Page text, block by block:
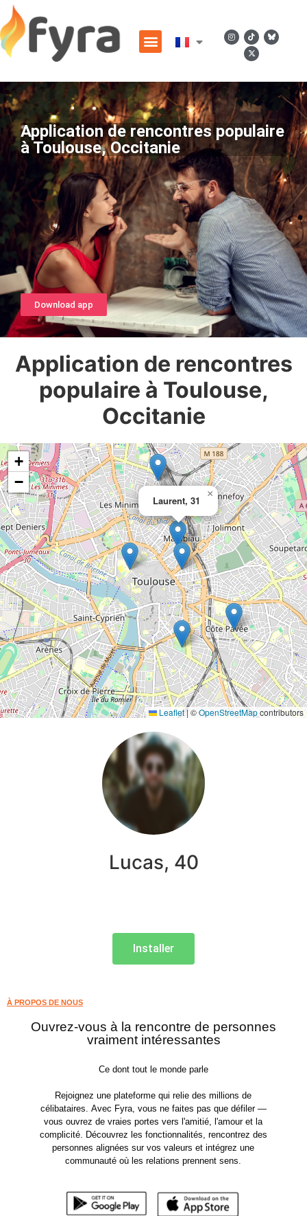
Application de rencontres populaire
à Toulouse, Occitanie
Download app
Application de rencontres
populaire à Toulouse,
Occitanie
Laurent, 31
×
+
−
Leaflet |©OpenStreetMapcontributors
Lucas, 40
Installer
À PROPOS DE NOUS
Ouvrez-vous à la rencontre de personnes
vraiment intéressantes
Ce dont tout le monde parle
Rejoignez une plateforme qui relie des millions de
célibataires. Avec Fyra, vous ne faites pas que défiler —
vous ouvrez de vraies portes vers l'amitié, l'amour et la
complicité. Découvrez les fonctionnalités, rencontrez des
personnes alignées sur vos valeurs et intégrez une
communauté où les relations prennent sens.